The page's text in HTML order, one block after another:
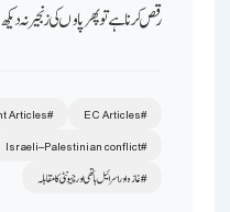
رقص کرنا ہے تو پھر پاوں کی زنجیر نہ دیکھ
#EC Articles
#Important Articles
#Israeli–Palestinian conflict
#غازہ اور اسرائیل ہاتھی اور چیونٹی کا مقابلہ